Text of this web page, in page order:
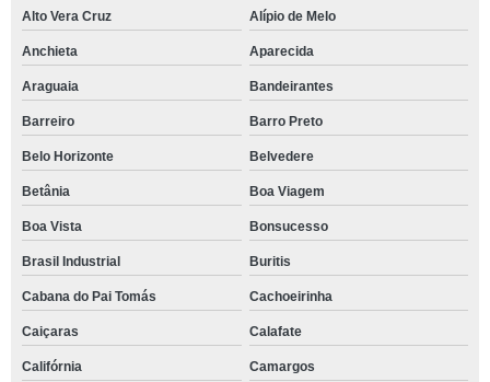
Alto Vera Cruz Alípio de Melo
Anchieta Aparecida
Araguaia Bandeirantes
Barreiro Barro Preto
Belo Horizonte Belvedere
Betânia Boa Viagem
Boa Vista Bonsucesso
Brasil Industrial Buritis
Cabana do Pai Tomás Cachoeirinha
Caiçaras Calafate
Califórnia Camargos